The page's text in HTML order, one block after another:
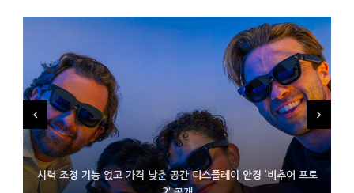
시력 조정 기능 얹고 가격 낮춘 공간 디스플레이 안경 ‘비추어 프로